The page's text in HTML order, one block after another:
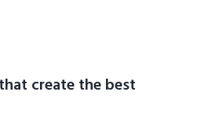
create the best